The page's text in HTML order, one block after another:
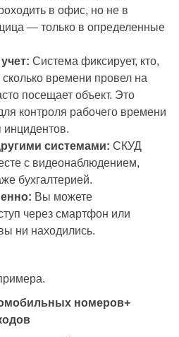
в офис, но не в
— только в определенные
Система фиксирует, кто,
сколько времени провел на
посещает объект. Это
контроля рабочего времени
инцидентов.
системами: СКУД
с видеонаблюдением,
бухгалтерией.
Вы можете
через смартфон или
ни находились.
номеров+